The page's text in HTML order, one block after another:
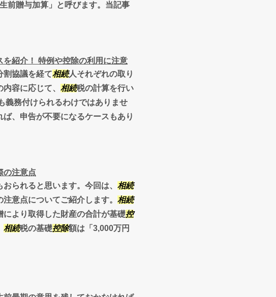
前贈与加算」と呼びます。当記事
紹介！ 特例や控除の利用に注意
割協議を経て相続人それぞれの取り
内容に応じて、 相続税の計算を行い
義務付けられるわけではありませ
、申告が不要になるケースもあり
の注意点
られると思います。今回は、 相続
意点についてご紹介します。 相続
により取得した財産の合計が基礎控
相続税の基礎控除額は「3,000万円